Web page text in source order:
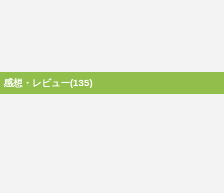
感想・レビュー(135)